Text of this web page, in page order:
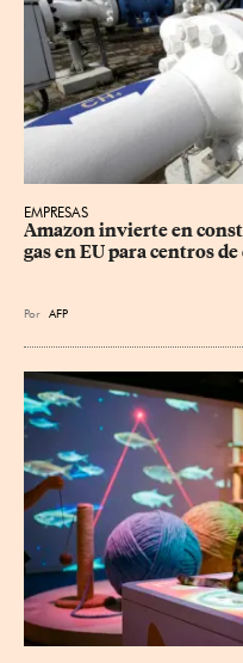
EMPRESAS
Amazon invierte en
gas en EU para centros
Por AFP